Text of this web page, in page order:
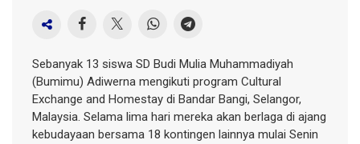
Sebanyak 13 siswa SD Budi Mulia Muhammadiyah
(Bumimu) Adiwerna mengikuti program Cultural
Exchange and Homestay di Bandar Bangi, Selangor,
Malaysia. Selama lima hari mereka akan berlaga di ajang
kebudayaan bersama 18 kontingen lainnya mulai Senin